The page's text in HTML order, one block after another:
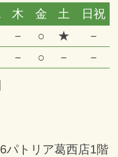
木 金 土
日祝
－ ○ ★
－
－ ○ － －
パトリア葛西店1階